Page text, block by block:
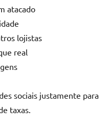
atacado
lojistas
real
sociais justamente para
taxas.